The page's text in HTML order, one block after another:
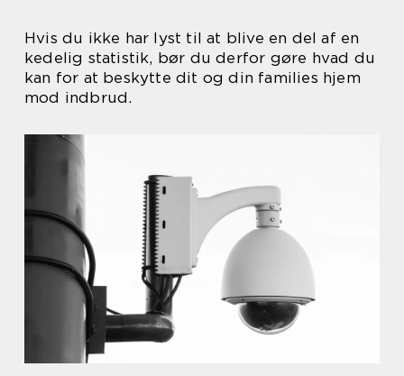
Hvis du ikke har lyst til at blive en del af en
kedelig statistik, bør du derfor gøre hvad du
kan for at beskytte dit og din families hjem
mod indbrud.